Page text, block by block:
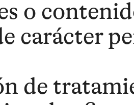
o
carácter
de